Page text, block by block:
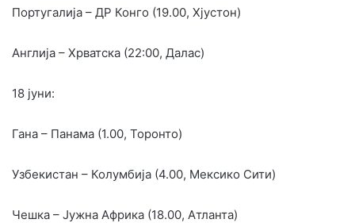
Португалија – ДР Конго (19.00, Хјустон)
Англија – Хрватска (22:00, Далас)
18 јуни:
Гана – Панама (1.00, Торонто)
Узбекистан – Колумбија (4.00, Мексико Сити)
Чешка – Јужна Африка (18.00, Атланта)